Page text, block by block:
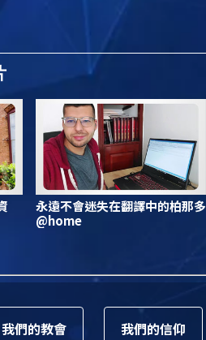
永遠不會迷失在翻譯中的柏那多
@home
我們的教會 我們的信仰